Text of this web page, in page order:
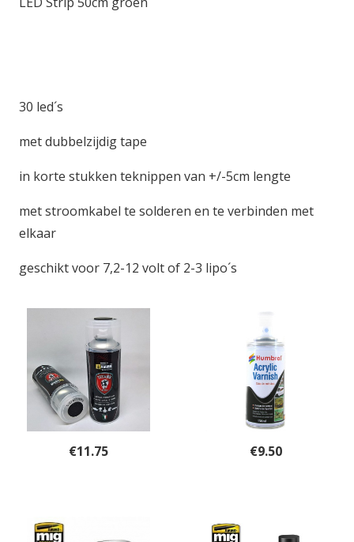
30 led´s
met dubbelzijdig tape
in korte stukken teknippen van +/-5cm lengte
met stroomkabel te solderen en te verbinden met
elkaar
geschikt voor 7,2-12 volt of 2-3 lipo´s
€11.75 €9.50